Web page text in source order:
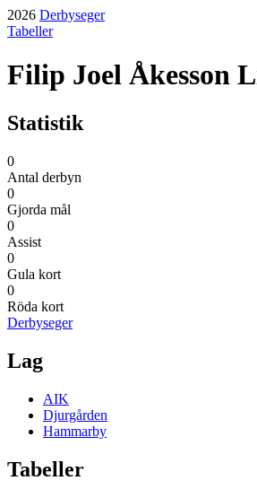
2026 Derbyseger
Tabeller
Filip Joel Åkesson
Statistik
0
Antal derbyn
0
Gjorda mål
0
Assist
0
Gula kort
0
Röda kort
Derbyseger
Lag
AIK
Djurgården
Hammarby
Tabeller